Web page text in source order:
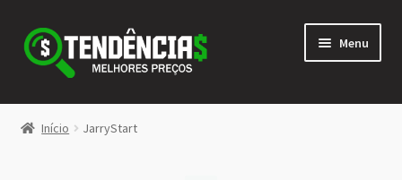
Pular
para
navegação
Pular
para
conteúdo
Menu
LOJA
Início JarryStart